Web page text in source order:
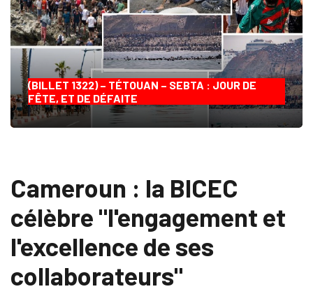
(BILLET 1322) – TÉTOUAN – SEBTA : JOUR DE
FÊTE, ET DE DÉFAITE
Cameroun : la BICEC
célèbre "l'engagement et
l'excellence de ses
collaborateurs"